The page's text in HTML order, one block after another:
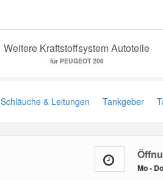
Weitere Kraftstoffsystem Autoteile
für PEUGEOT 206
Schläuche & Leitungen Tankgeber
Mo -